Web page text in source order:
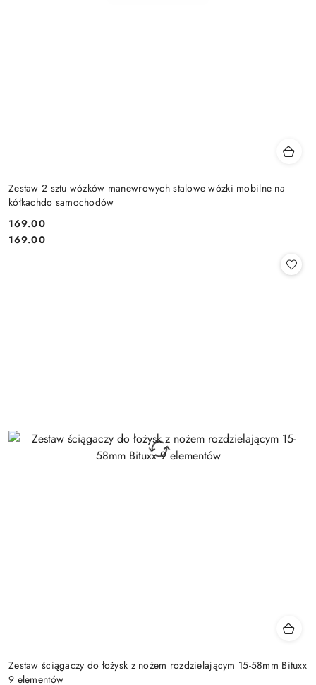
Zestaw 2 sztu wózków manewrowych stalowe wózki mobilne na
kółkachdo samochodów
Cena:
169.00
Cena:
169.00
Zestaw ściągaczy do łożysk z nożem rozdzielającym 15-58mm Bituxx
9 elementów